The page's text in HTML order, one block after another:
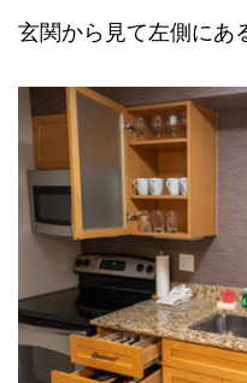
玄関から見て左側にあ